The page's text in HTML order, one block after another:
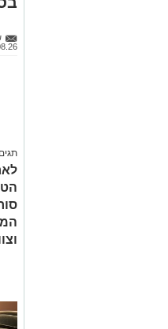
/ 20:27